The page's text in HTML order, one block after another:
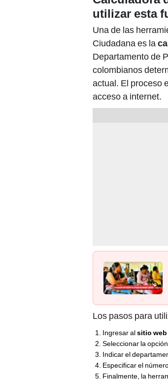
Departamento de
colombianos
actual. El proceso
acceso a internet.
Los pasos para
Ingresar alsitio web
Seleccionar la
Indicar el
Especificar el
pagos.
¿Desde
través del